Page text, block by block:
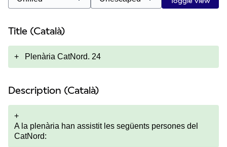
Title (Català)
+ Plenària CatNord. 24
Description (Català)
+
A la plenària han assistit les següents persones del
CatNord: